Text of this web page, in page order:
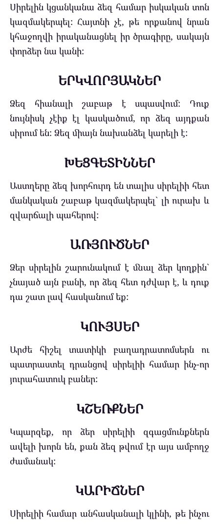
Սիրելին կցանկանա ձեզ համար իսկական տոն
կազմակերպել: Հայտնի չէ, թե որքանով նրան
կհաջողվի իրականացնել իր ծրագիրը, սակայն
փորձեր նա կանի:
ԵՐԿՎՈՐՅԱԿՆԵՐ
Ձեզ հիանալի շաբաթ է սպասվում: Դուք
նույնիսկ չէիք էլ կասկածում, որ ձեզ այդքան
սիրում են: Ձեզ միայն նախանձել կարելի է:
ԽԵՑԳԵՏԻՆՆԵՐ
Աստղերը ձեզ խորհուրդ են տալիս սիրելիի հետ
մանկական շաբաթ կազմակերպել` լի ուրախ և
զվարճալի պահերով:
ԱՌՅՈՒԾՆԵՐ
Ձեր սիրելին շարունակում է մնալ ձեր կողքին`
չնայած այն բանի, որ ձեզ հետ դժվար է, և դուք
դա շատ լավ հասկանում եք:
ԿՈՒՅՍԵՐ
Արժե հիշել տատիկի բաղադրատոմսերն ու
պատրաստել դրանցով սիրելիի համար ինչ-որ
յուրահատուկ բաներ:
ԿՇԵՌՔՆԵՐ
Կպարզեք, որ ձեր սիրելիի զգացմունքներն
ավելի խորն են, քան ձեզ թվում էր այս ամբողջ
ժամանակ:
ԿԱՐԻՃՆԵՐ
Սիրելիի համար անհասկանալի կլինի, թե ինչու